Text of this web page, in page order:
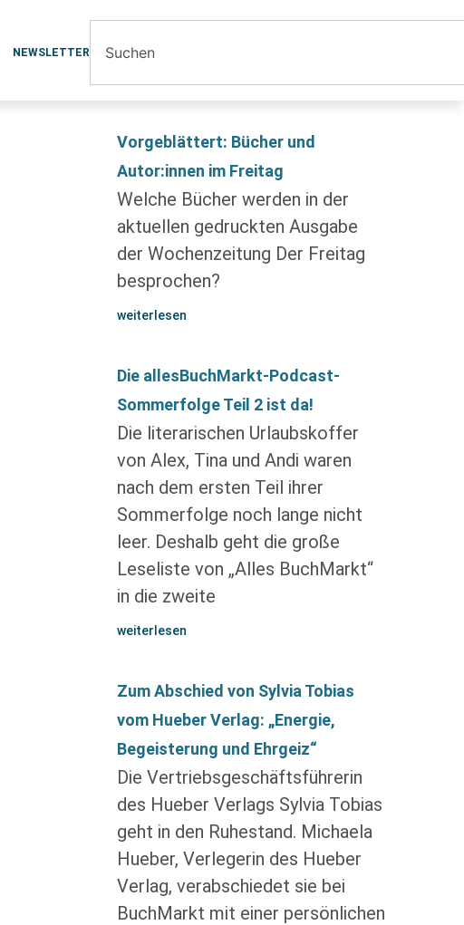
NEWSLETTER
Vorgeblättert: Bücher und
Autor:innen im Freitag
Welche Bücher werden in der
aktuellen gedruckten Ausgabe
der Wochenzeitung Der Freitag
besprochen?
weiterlesen
Die allesBuchMarkt-Podcast-
Sommerfolge Teil 2 ist da!
Die literarischen Urlaubskoffer
von Alex, Tina und Andi waren
nach dem ersten Teil ihrer
Sommerfolge noch lange nicht
leer. Deshalb geht die große
Leseliste von „Alles BuchMarkt“
in die zweite
weiterlesen
Zum Abschied von Sylvia Tobias
vom Hueber Verlag: „Energie,
Begeisterung und Ehrgeiz“
Die Vertriebsgeschäftsführerin
des Hueber Verlags Sylvia Tobias
geht in den Ruhestand. Michaela
Hueber, Verlegerin des Hueber
Verlag, verabschiedet sie bei
BuchMarkt mit einer persönlichen